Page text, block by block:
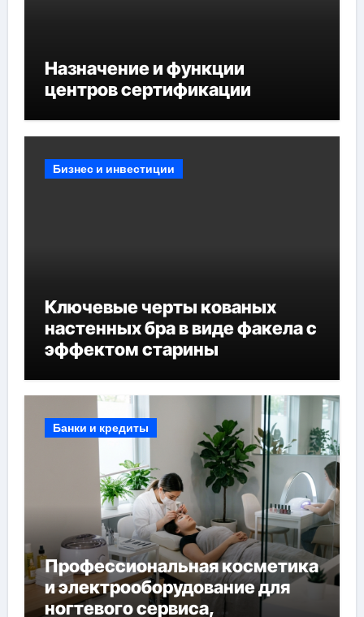
Назначение и функции
центров сертификации
Бизнес и инвестиции
Ключевые черты кованых
настенных бра в виде факела с
эффектом старины
Банки и кредиты
Профессиональная косметика
и электрооборудование для
ногтевого сервиса,